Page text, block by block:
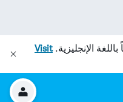
الإنجليزية.Visit